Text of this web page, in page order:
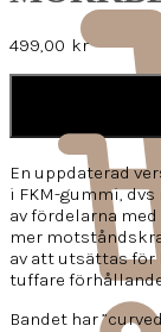
499,00 kr
En uppdaterad
i FKM-gummi,
av fördelarna
mer
av att utsättas för
tuffare
Bandet har